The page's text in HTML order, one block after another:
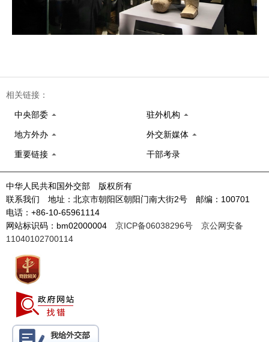
相关链接：
中央部委 驻外机构
地方外办 外交新媒体
重要链接 干部考录
中华人民共和国外交部 版权所有
联系我们 地址：北京市朝阳区朝阳门南大街2号 邮编：100701
电话：+86-10-65961114
网站标识码：bm02000004 京ICP备06038296号
京公网安备
11040102700114